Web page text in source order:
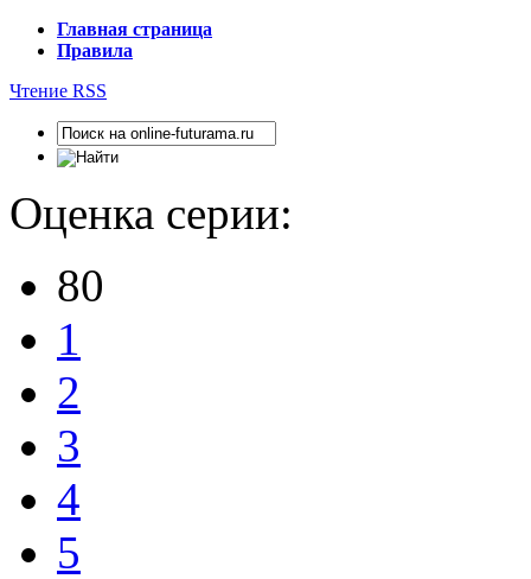
Главная страница
Правила
Чтение RSS
Оценка серии:
80
1
2
3
4
5